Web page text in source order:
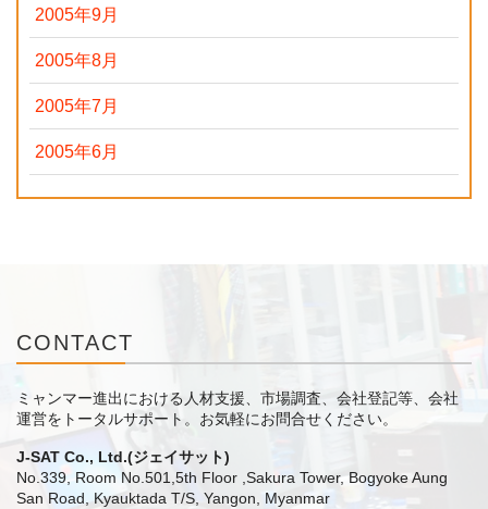
2005年9月
2005年8月
2005年7月
2005年6月
CONTACT
ミャンマー進出における人材支援、市場調査、会社登記等、会社
運営をトータルサポート。 お気軽にお問合せください。
J-SAT Co., Ltd.(ジェイサット)
No.339, Room No.501,5th Floor ,Sakura Tower, Bogyoke Aung
San Road, Kyauktada T/S, Yangon, Myanmar